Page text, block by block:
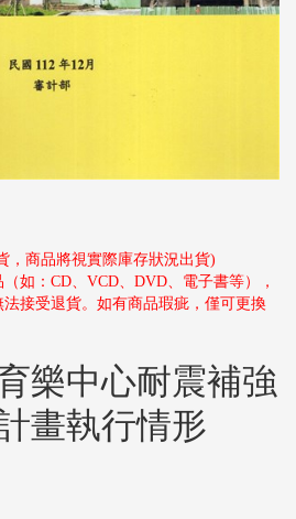
，商品將視實際庫存狀況出貨)
如：CD、VCD、DVD、電子書等），
接受退貨。如有商品瑕疵，僅可更換
樂中心耐震補強
畫執行情形